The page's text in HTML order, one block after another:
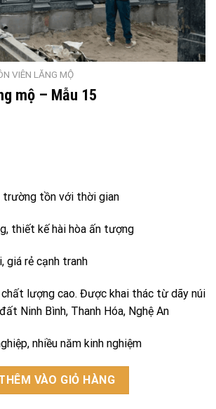
VIÊN LĂNG MỘ
mộ – Mẫu 15
tồn với thời gian
thiết kế hài hòa ấn tượng
giá rẻ cạnh tranh
lượng cao. Được khai thác từ dãy núi
Ninh Bình, Thanh Hóa, Nghệ An
nhiều năm kinh nghiệm
- Mẫu 15 số lượng
VÀO GIỎ HÀNG